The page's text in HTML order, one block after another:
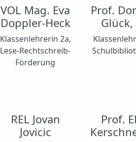
VOL Mag. Eva
Doppler-Heck
Klassenlehrerin 2a,
Lese-Rechtschreib-
Förderung
Prof.
Glück,
REL Jovan
Jovicic
Prof.